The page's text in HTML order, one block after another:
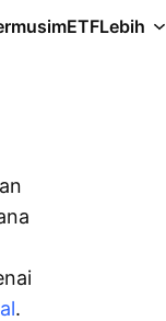
ETFLebih
.